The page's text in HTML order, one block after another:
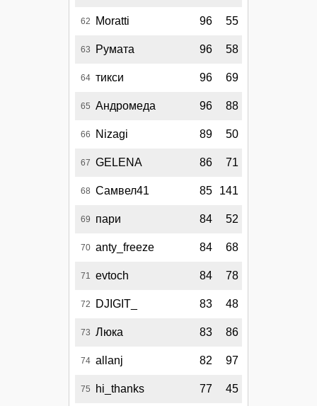
62 Moratti 96 55
63 Румата 96 58
64 тикси 96 69
65 Андромеда 96 88
66 Nizagi 89 50
67 GELENA 86 71
68 Самвел41 85 141
69 пари 84 52
70 anty_freeze 84 68
71 evtoch 84 78
72 DJIGIT_ 83 48
73 Люка 83 86
74 allanj 82 97
75 hi_thanks 77 45